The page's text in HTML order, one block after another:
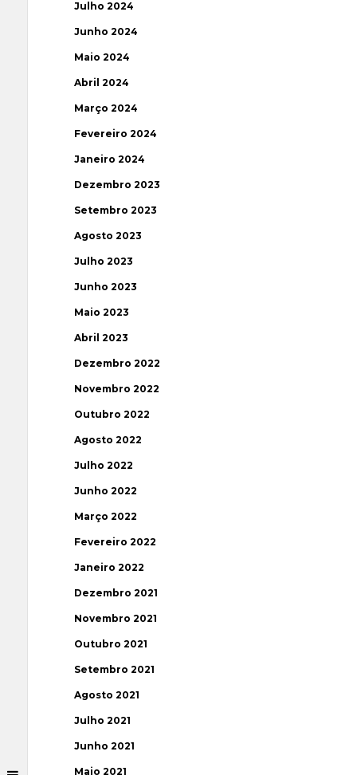
Julho 2024
Junho 2024
Maio 2024
Abril 2024
Março 2024
Fevereiro 2024
Janeiro 2024
Dezembro 2023
Setembro 2023
Agosto 2023
Julho 2023
Junho 2023
Maio 2023
Abril 2023
Dezembro 2022
Novembro 2022
Outubro 2022
Agosto 2022
Julho 2022
Junho 2022
Março 2022
Fevereiro 2022
Janeiro 2022
Dezembro 2021
Novembro 2021
Outubro 2021
Setembro 2021
Agosto 2021
Julho 2021
Junho 2021
Maio 2021